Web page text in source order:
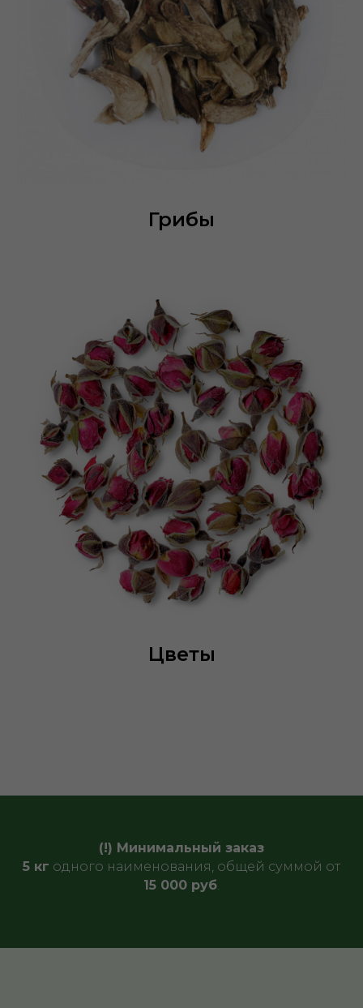
Грибы
Цветы
(!) Минимальный заказ
5 кг одного наименования, общей суммой от
15 000 руб.